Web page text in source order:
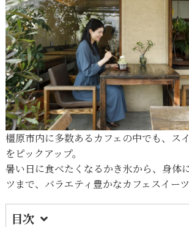
橿原市内に多数あるカフェの中でも、ス
をピックアップ。
暑い日に食べたくなるかき氷から、身体
ツまで、バラエティ豊かなカフェスイー
目次